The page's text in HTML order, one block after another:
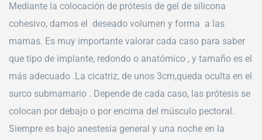
Mediante la colocación de prótesis de gel de silicona
cohesivo, damos el deseado volumen y forma a las
mamas. Es muy importante valorar cada caso para saber
que tipo de implante, redondo o anatómico , y tamaño es el
más adecuado .La cicatriz, de unos 3cm,queda oculta en el
surco submamario . Depende de cada caso, las prótesis se
colocan por debajo o por encima del músculo pectoral.
Siempre es bajo anestesia general y una noche en la